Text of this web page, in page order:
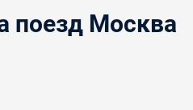
поезд Москва